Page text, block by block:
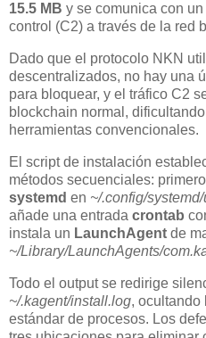
15.5 MB y se comunica con
control (C2) a través de la red
Dado que el protocolo NKN
descentralizados, no hay una
para bloquear, y el tráfico C2
blockchain normal,
herramientas convencionales.
El script de instalación
métodos secuenciales:
systemd en ~/.config/
añade una entrada crontab
instala un LaunchAgent de
~/Library/LaunchAgents/
Todo el output se redirige
~/.kagent/install.log, ocultando
estándar de procesos. Los